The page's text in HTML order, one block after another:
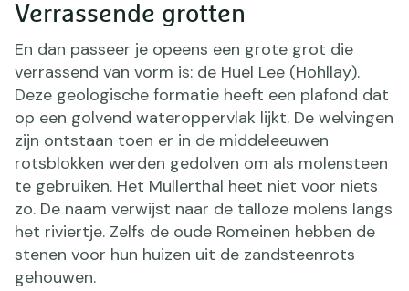
Verrassende grotten
En dan passeer je opeens een grote grot die
verrassend van vorm is: de Huel Lee (Hohllay).
Deze geologische formatie heeft een plafond dat
op een golvend wateroppervlak lijkt. De welvingen
zijn ontstaan toen er in de middeleeuwen
rotsblokken werden gedolven om als molensteen
te gebruiken. Het Mullerthal heet niet voor niets
zo. De naam verwijst naar de talloze molens langs
het riviertje. Zelfs de oude Romeinen hebben de
stenen voor hun huizen uit de zandsteenrots
gehouwen.